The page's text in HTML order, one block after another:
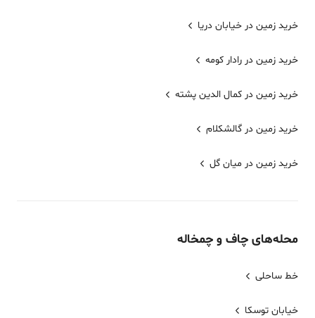
خرید زمین در خیابان دریا
خرید زمین در رادار کومه
خرید زمین در کمال الدین پشته
خرید زمین در گالشکلام
خرید زمین در میان گل
محله‌های چاف و چمخاله
خط ساحلی
خیابان توسکا